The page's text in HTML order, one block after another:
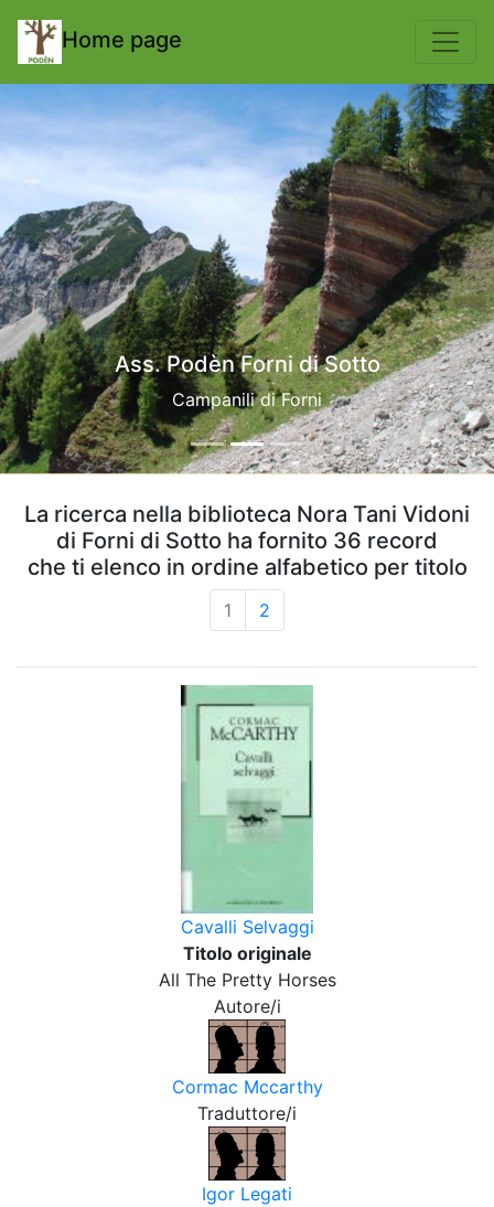
Home page
Ass. Podèn Forni di Sotto
Campanili di Forni
La ricerca nella biblioteca Nora Tani Vidoni
di Forni di Sotto ha fornito 36 record
che ti elenco in ordine alfabetico per titolo
1 2
Cavalli Selvaggi
Titolo originale
All The Pretty Horses
Autore/i
Cormac Mccarthy
Traduttore/i
Igor Legati